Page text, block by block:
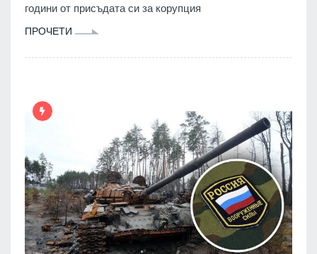
години от присъдата си за корупция
ПРОЧЕТИ